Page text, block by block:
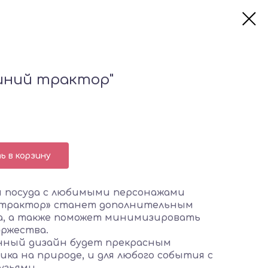
трактор"
в корзину
посуда с любимыми персонажами
станет дополнительным
а также поможет минимизировать
дизайн будет прекрасным
на природе, и для любого события с